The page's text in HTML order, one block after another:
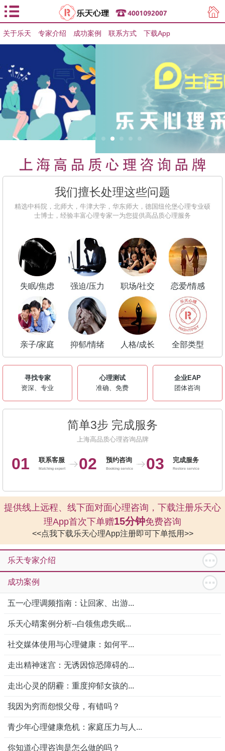
用户登录 用户注册
关于乐天 专家介绍 成功案例 联系方式 下载App
我们擅长处理这些问题
精选中科院，北师大，牛津大学，华东师大，德国纽伦堡心理专业硕
士博士，经验丰富心理专家一为您提供高品质心理服务
失眠/焦虑 强迫/压力 职场/社交 恋爱/情感
亲子/家庭 抑郁/情绪 人格/成长 全部类型
寻找专家
资深、专业
心理测试
准确、免费
企业EAP
团体咨询
简单3步 完成服务
上海高品质心理咨询品牌
01 联系客服
Matching expert 02 预约咨询
Booking service 03 完成服务
Restore service
提供线上远程、线下面对面心理咨询，下载注册乐天心
理App首次下单赠15分钟免费咨询
<<点我下载乐天心理App注册即可下单抵用>>
乐天专家介绍
成功案例
五一心理调频指南：让回家、出游...
乐天心晴案例分析--白领焦虑失眠...
社交媒体使用与心理健康：如何平...
走出精神迷宫：无诱因惊恐障碍的...
走出心灵的阴霾：重度抑郁女孩的...
我因为穷而怨恨父母，有错吗？
青少年心理健康危机：家庭压力与人...
你知道心理咨询是怎么做的吗？